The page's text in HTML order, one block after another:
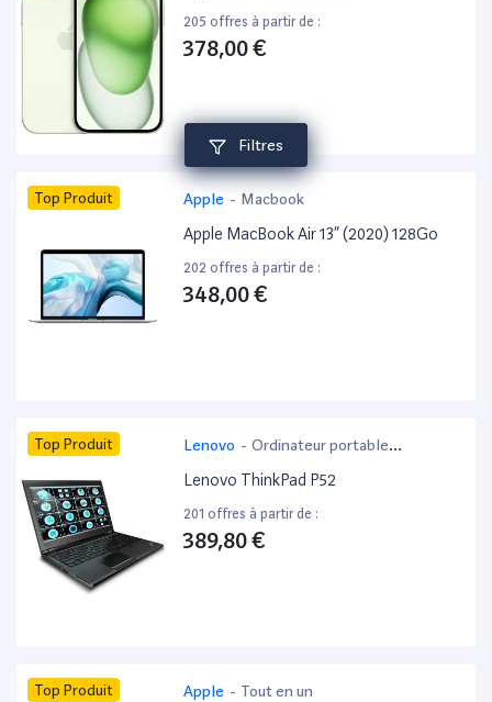
Filtres
205 offres à partir de :
378,00 €
Top Produit Apple - Macbook
Apple MacBook Air 13” (2020) 128Go
202 offres à partir de :
348,00 €
Top Produit Lenovo - Ordinateur portable
bureautique
Lenovo ThinkPad P52
201 offres à partir de :
389,80 €
Top Produit Apple - Tout en un